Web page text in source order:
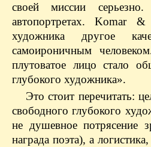
своей миссии
автопортретах. Komar
художника другое
самоироничным
плутоватое лицо стало
глубокого художника».
Это стоит перечитать:
свободного глубокого
не душевное потрясение
награда поэта), а